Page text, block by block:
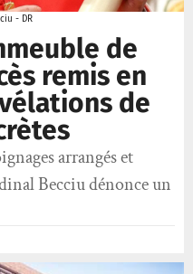
- DR
de
remis en
de
arrangés et
Becciu dénonce un